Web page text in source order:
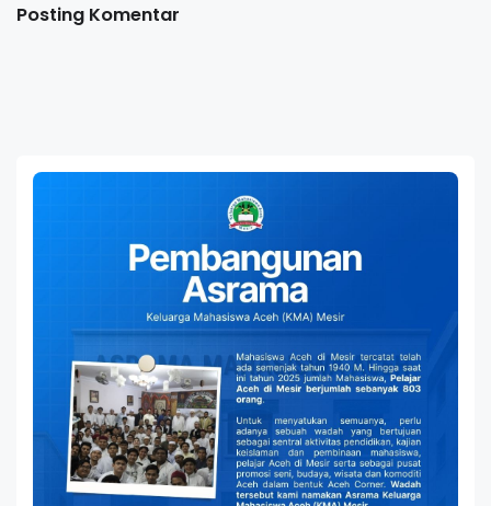
Posting Komentar